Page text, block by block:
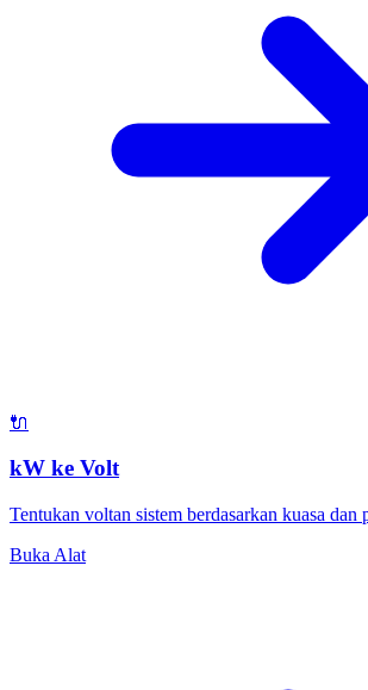
🔌
kW ke Volt
Tentukan voltan sistem berdasarkan kuasa dan
Buka Alat